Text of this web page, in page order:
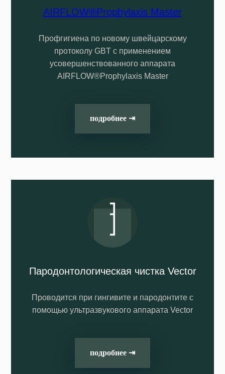
AIRFLOW®Prophylaxis Master
Профгигиена по новому швейцарскому
протоколу GBT с применением
усовершенствованного аппарата
AIRFLOW®Prophylaxis Master
подробнее ⇥
Пародонтологическая чистка Vector
Проводится при гингивите и пародонтите с
помощью ультразвукового аппарата Vector
подробнее ⇥